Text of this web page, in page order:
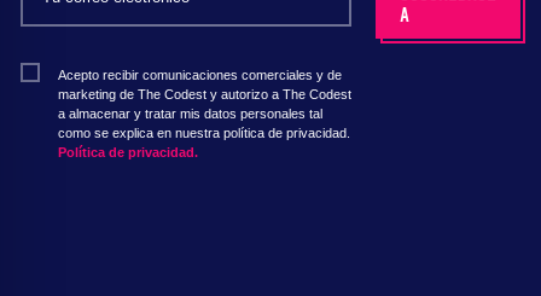
Acepto recibir comunicaciones comerciales y de
marketing de The Codest y autorizo a The Codest
a almacenar y tratar mis datos personales tal
como se explica en nuestra política de privacidad.
Política de privacidad.